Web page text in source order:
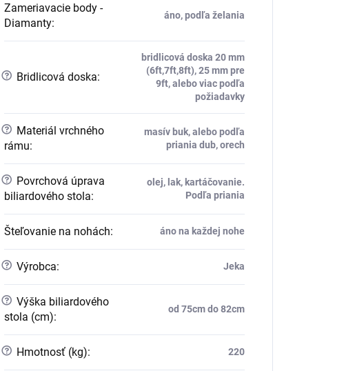
Zameriavacie body -
Diamanty:
áno, podľa želania
? Bridlicová doska:
bridlicová doska 20 mm
(6ft,7ft,8ft), 25 mm pre
9ft, alebo viac podľa
požiadavky
? Materiál vrchného
rámu:
masív buk, alebo podľa
priania dub, orech
? Povrchová úprava
biliardového stola:
olej, lak, kartáčovanie.
Podľa priania
Šteľovanie na nohách: áno na každej nohe
? Výrobca: Jeka
? Výška biliardového
stola (cm):
od 75cm do 82cm
? Hmotnosť (kg): 220